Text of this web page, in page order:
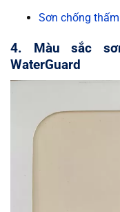
Sơn chống
4. Màu sắc
WaterGuard